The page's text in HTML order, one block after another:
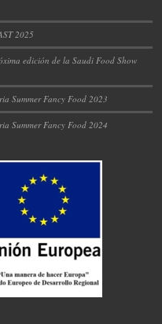
2025
edición de la Saudi Food Show
Summer Fancy Food 2023
Summer Fancy Food 2024